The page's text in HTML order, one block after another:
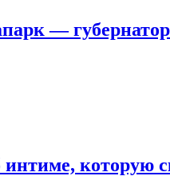
— губернатор
которую